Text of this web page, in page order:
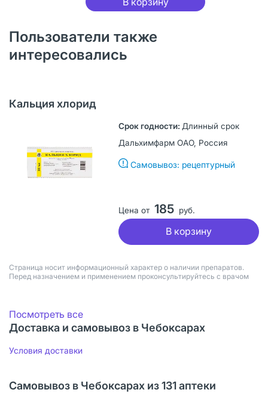
Пользователи также
интересовались
Кальция хлорид
Длинный срок
Дальхимфарм ОАО, Россия
Самовывоз: рецептурный
Цена от 185 руб.
В корзину
Страница носит информационный характер о наличии препаратов.
Перед назначением и применением проконсультируйтесь с врачом
Посмотреть все
Доставка и самовывоз в Чебоксарах
Условия доставки
Самовывоз в Чебоксарах из 131 аптеки